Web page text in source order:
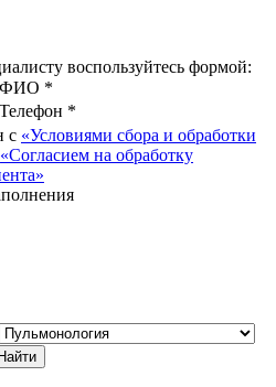
воспользуйтесь формой:
ФИО *
Телефон *
с «Условиями сбора и обработки
«Согласием на обработку